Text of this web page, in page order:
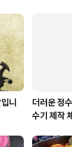
니
더러운 정
수기 제작